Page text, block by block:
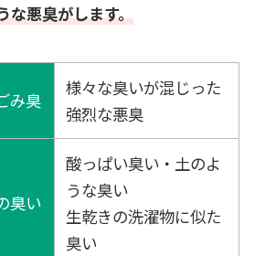
な悪臭がします。
み臭
様々な臭いが混じった
強烈な悪臭
臭い
酸っぱい臭い・土のよ
うな臭い
生乾きの洗濯物に似た
臭い